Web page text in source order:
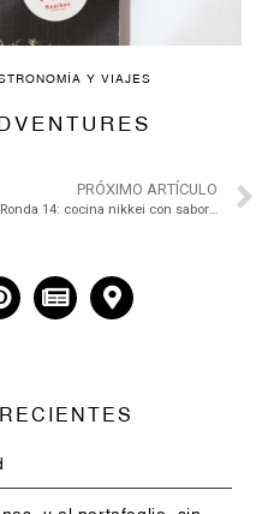
Y VIAJES
PRÓXIMO ARTÍCULO
Ronda 14: cocina nikkei con sabor asturiano